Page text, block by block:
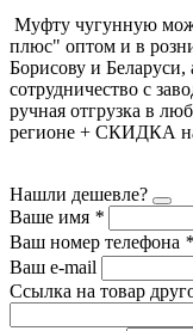
Муфту чугунную
плюс" оптом и в
Борисову и
сотрудничество с
ручная отгрузка в
регионе + СКИДКА
Нашли дешевле?
Ваше имя *
Ваш номер телефона *
Ваш e-mail
Ссылка на товар